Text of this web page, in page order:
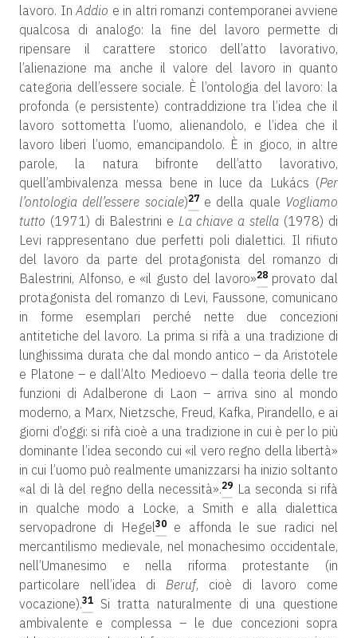
lavoro. In Addio e in altri romanzi contemporanei avviene
qualcosa di analogo: la fine del lavoro permette di
ripensare il carattere storico dell’atto lavorativo,
l’alienazione ma anche il valore del lavoro in quanto
categoria dell’essere sociale. È l’ontologia del lavoro: la
profonda (e persistente) contraddizione tra l’idea che il
lavoro sottometta l’uomo, alienandolo, e l’idea che il
lavoro liberi l’uomo, emancipandolo. È in gioco, in altre
parole, la natura bifronte dell’atto lavorativo,
quell’ambivalenza messa bene in luce da Lukács (Per
l’ontologia dell’essere sociale)27e della quale Vogliamo
tutto (1971) di Balestrini e La chiave a stella (1978) di
Levi rappresentano due perfetti poli dialettici. Il rifiuto
del lavoro da parte del protagonista del romanzo di
Balestrini, Alfonso, e «il gusto del lavoro»28provato dal
protagonista del romanzo di Levi, Faussone, comunicano
in forme esemplari perché nette due concezioni
antitetiche del lavoro. La prima si rifà a una tradizione di
lunghissima durata che dal mondo antico – da Aristotele
e Platone – e dall’Alto Medioevo – dalla teoria delle tre
funzioni di Adalberone di Laon – arriva sino al mondo
moderno, a Marx, Nietzsche, Freud, Kafka, Pirandello, e ai
giorni d’oggi: si rifà cioè a una tradizione in cui è per lo più
dominante l’idea secondo cui «il vero regno della libertà»
in cui l’uomo può realmente umanizzarsi ha inizio soltanto
«al di là del regno della necessità».29 La seconda si rifà
in qualche modo a Locke, a Smith e alla dialettica
servopadrone di Hegel30e affonda le sue radici nel
mercantilismo medievale, nel monachesimo occidentale,
nell’Umanesimo e nella riforma protestante (in
particolare nell’idea diBeruf, cioè di lavoro come
vocazione).31
Si tratta naturalmente di una questione
ambivalente e complessa – le due concezioni sopra